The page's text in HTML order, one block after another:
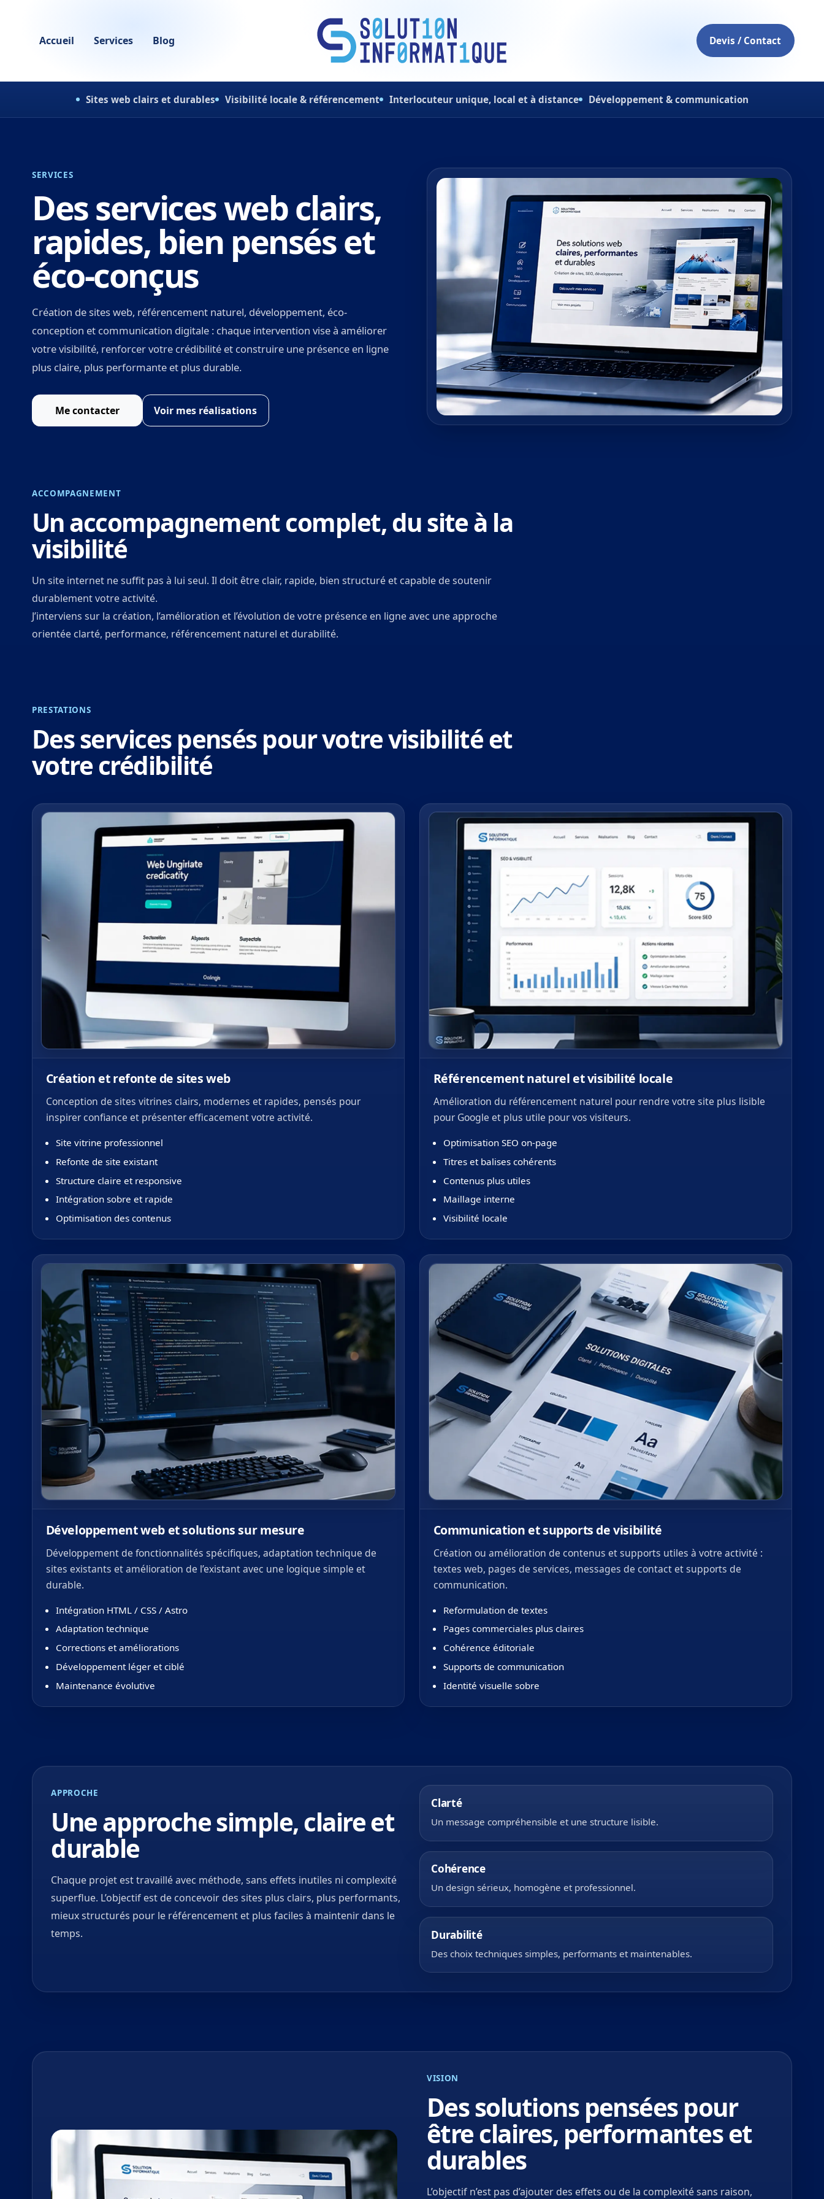
Accueil Services Blog Devis / Contact
Sites web clairs et durables Visibilité locale & référencement Interlocuteur unique, local et à distance Développement & communication
SERVICES
Des services web clairs,
rapides, bien pensés et
éco-conçus
Création de sites web, référencement naturel, développement, éco-
conception et communication digitale : chaque intervention vise à améliorer
votre visibilité, renforcer votre crédibilité et construire une présence en ligne
plus claire, plus performante et plus durable.
Me contacter Voir mes réalisations
ACCOMPAGNEMENT
Un accompagnement complet, du site à la
visibilité
Un site internet ne suffit pas à lui seul. Il doit être clair, rapide, bien structuré et capable de soutenir
durablement votre activité.
J’interviens sur la création, l’amélioration et l’évolution de votre présence en ligne avec une approche
orientée clarté, performance, référencement naturel et durabilité.
PRESTATIONS
Des services pensés pour votre visibilité et
votre crédibilité
Création et refonte de sites web
Conception de sites vitrines clairs, modernes et rapides, pensés pour
inspirer confiance et présenter efficacement votre activité.
Site vitrine professionnel
Refonte de site existant
Structure claire et responsive
Intégration sobre et rapide
Optimisation des contenus
Référencement naturel et visibilité locale
Amélioration du référencement naturel pour rendre votre site plus lisible
pour Google et plus utile pour vos visiteurs.
Optimisation SEO on-page
Titres et balises cohérents
Contenus plus utiles
Maillage interne
Visibilité locale
Développement web et solutions sur mesure
Développement de fonctionnalités spécifiques, adaptation technique de
sites existants et amélioration de l’existant avec une logique simple et
durable.
Intégration HTML / CSS / Astro
Adaptation technique
Corrections et améliorations
Développement léger et ciblé
Maintenance évolutive
Communication et supports de visibilité
Création ou amélioration de contenus et supports utiles à votre activité :
textes web, pages de services, messages de contact et supports de
communication.
Reformulation de textes
Pages commerciales plus claires
Cohérence éditoriale
Supports de communication
Identité visuelle sobre
APPROCHE
Une approche simple, claire et
durable
Chaque projet est travaillé avec méthode, sans effets inutiles ni complexité
superflue. L’objectif est de concevoir des sites plus clairs, plus performants,
mieux structurés pour le référencement et plus faciles à maintenir dans le
temps.
Clarté
Un message compréhensible et une structure lisible.
Cohérence
Un design sérieux, homogène et professionnel.
Durabilité
Des choix techniques simples, performants et maintenables.
VISION
Des solutions pensées pour
être claires, performantes et
durables
L’objectif n’est pas d’ajouter des effets ou de la complexité sans raison,